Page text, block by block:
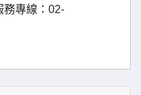
務專線：02-